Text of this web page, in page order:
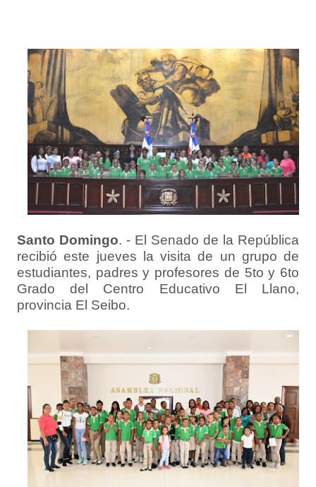
Santo Domingo. - El Senado de la República
recibió este jueves la visita de un grupo de
estudiantes, padres y profesores de 5to y 6to
Grado del Centro Educativo El Llano,
provincia El Seibo.